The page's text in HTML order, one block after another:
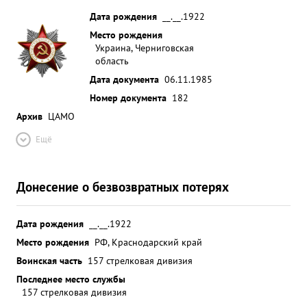
Дата рождения
__.__.1922
Место рождения
Украина, Черниговская
область
Дата документа 06.11.1985
Номер документа 182
Архив ЦАМО
Ещё
Донесение о безвозвратных потерях
Дата рождения
__.__.1922
Место рождения РФ, Краснодарский край
Воинская часть 157 стрелковая дивизия
Последнее место службы
157 стрелковая дивизия